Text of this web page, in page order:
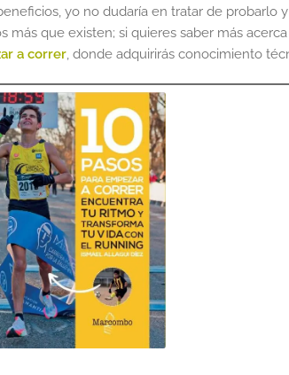
yo no dudaría en tratar de probarlo
más que existen; si quieres saber más
a correr, donde adquirirás conocimiento